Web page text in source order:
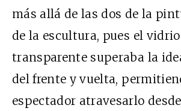
más allá de las dos de la
de la escultura, pues el vidrio
transparente superaba la
del frente y vuelta,
espectador atravesarlo